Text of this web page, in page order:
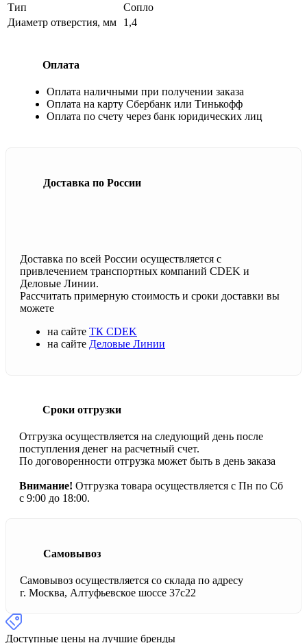
Тип
Сопло
Диаметр отверстия, мм
1,4
Оплата
Оплата наличными при получении заказа
Оплата на карту Сбербанк или Тинькофф
Оплата по счету через банк юридических лиц
Доставка по России
Доставка по всей России осуществляется с
привлечением транспортных компаний CDEK и
Деловые Линии.
Рассчитать примерную стоимость и сроки доставки вы
можете
на сайте ТК CDEK
на сайте Деловые Линии
Сроки отгрузки
Отгрузка осуществляется на следующий день после
поступления денег на расчетный счет.
По договоренности отгрузка может быть в день заказа
Внимание! Отгрузка товара осуществляется с Пн по Сб
с 9:00 до 18:00.
Самовывоз
Самовывоз осуществляется со склада по адресу
г. Москва, Алтуфьевское шоссе 37с22
Доступные цены на лучшие бренды